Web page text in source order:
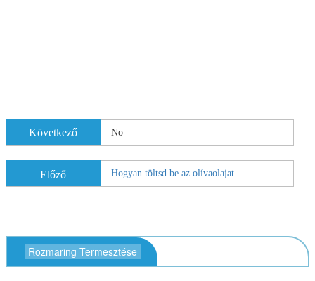
Következő No
Előző Hogyan töltsd be az olívaolajat
Rozmaring Termesztése